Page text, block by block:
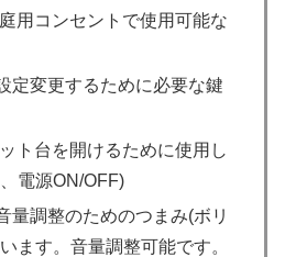
用コンセントで使用可能な
定変更するために必要な鍵
ト台を開けるために使用し
電源ON/OFF)
量調整のためのつまみ(ボリ
ます。音量調整可能です。